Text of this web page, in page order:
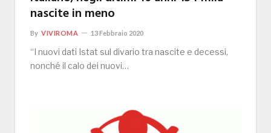
nascite in meno
By VIVIROMA 13 Febbraio 2020
“I nuovi dati Istat sul divario tra nascite e decessi,
nonché il calo dei nuovi…